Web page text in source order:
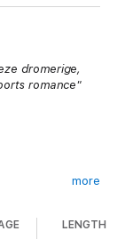
dromerige,
romance"
is…
more
LENGTH